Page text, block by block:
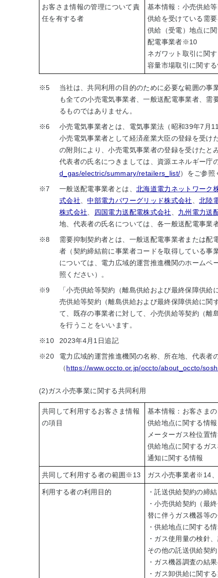
お客さま情報の管理について責
任を有する者
基本情報：小売供給
供給を受けている需
供給（受電）地点に
配電事業者※10
ネガワット取引に関
容量市場取引に関す
※5
当社は、共同利用の目的のために必要な範囲の
も全ての小売電気事業者、一般送配電事業者、
るものではありません。
※6
小売電気事業者とは、電気事業法（昭和39年7月
小売電気事業者として経済産業大臣の登録を受
の附則により、小売電気事業者の登録を受けたと
代表者の氏名につきましては、資源エネルギー庁
d_gas/electric/summary/retailers_list/）をご参照
※7
一般送配電事業者とは、 北海道電力ネットワーク
式会社 、中部電力パワーグリッド株式会社 、北陸
株式会社
四国電力送配電株式会社
九州電力送
地、代表者の氏名については、各一般送配電事業
※8
需要抑制契約者とは、一般送配電事業者または
者（契約締結前に事業者コードを取得している事
については、電力広域的運営推進機関のホームペ
照ください）。
※9
「小売供給等契約（離島供給および最終保障供
売供給等契約（離島供給および最終保障供給に関
て、既存の事業者に対して、小売供給等契約（
を行うことをいいます。
※10
2023年4月1日追記
※20
電力広域的運営推進機関の名称、所在地、代表
（https://www.occto.or.jp/occto/about_occto/
(2)ガス小売事業に関する共同利用
共同して利用するお客さま情報
の項目
基本情報：お客さま
供給地点に関する情
メーターガス栓位置
供給地点に関するガ
通知に関する情報
共同して利用する者の範囲 ※13 ガス小売事業者※14
利用する者の利用目的
・託送供給契約の締
・小売供給契約（最
替に伴うガス機器等
・供給地点に関する
・ガス使用量の検針
その他の託送供給契
・ガス機器調査の結
・ガス卸供給に関す